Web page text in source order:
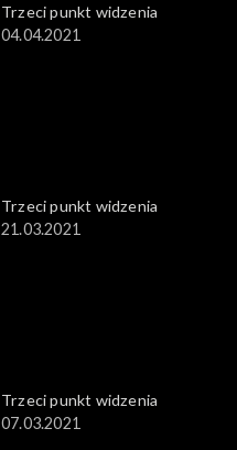
Trzeci punkt widzenia
04.04.2021
Trzeci punkt widzenia
21.03.2021
Trzeci punkt widzenia
07.03.2021